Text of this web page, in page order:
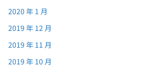
2020 年 1 月
2019 年 12 月
2019 年 11 月
2019 年 10 月